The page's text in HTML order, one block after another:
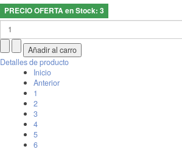
PRECIO OFERTA en Stock: 3
Detalles de producto
Inicio
Anterior
1
2
3
4
5
6